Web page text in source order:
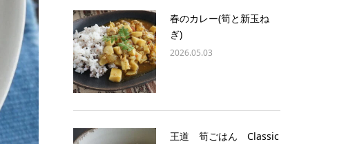
春のカレー(筍と新玉ね
ぎ)
2026.05.03
王道 筍ごはん Classic